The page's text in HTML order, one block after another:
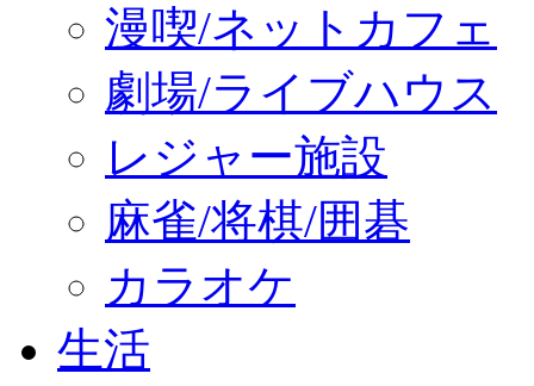
漫喫/ネットカフェ
劇場/ライブハウス
レジャー施設
麻雀/将棋/囲碁
カラオケ
生活